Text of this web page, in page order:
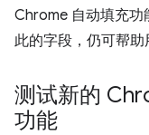
Chrome 自动填充功
此的字段，仍可帮助
测试新的
功能